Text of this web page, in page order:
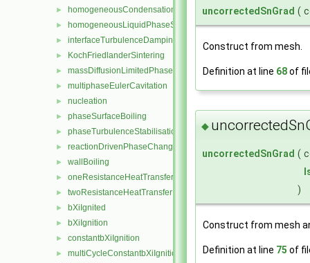
► homogeneousCondensation
► homogeneousLiquidPhaseSeparation
► interfaceTurbulenceDamping
► KochFriedlanderSintering
► massDiffusionLimitedPhaseChange
► multiphaseEulerCavitation
► nucleation
► phaseSurfaceBoiling
► phaseTurbulenceStabilisation
► reactionDrivenPhaseChange
► wallBoiling
► oneResistanceHeatTransfer
► twoResistanceHeatTransfer
► bXiIgnited
► bXiIgnition
► constantbXiIgnition
► multiCycleConstantbXiIgnition
uncorrectedSnGrad (
Construct from mesh.
Definition at line 68of
◆
uncorrectedSnGrad (
)
Construct from mesh
Definition at line 75 of